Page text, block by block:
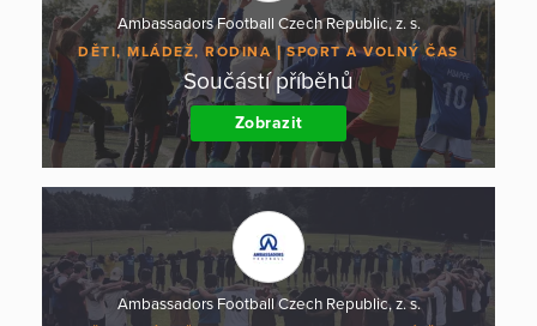
Ambassadors Football Czech Republic, z. s.
DĚTI, MLÁDEŽ, RODINA SPORT A VOLNÝ ČAS
Součástí příběhů
Zobrazit
Ambassadors Football Czech Republic, z. s.